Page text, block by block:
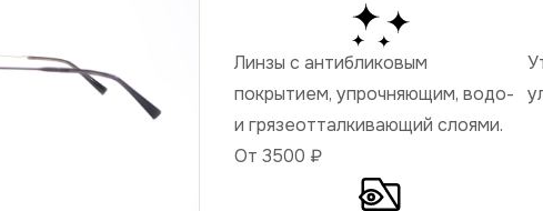
Линзы с антибликовым
покрытием, упрочняющим, водо-
и грязеотталкивающий слоями.
От 3500 ₽